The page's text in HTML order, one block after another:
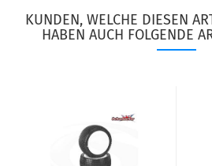
KUNDEN, WELCHE DIESEN
HABEN AUCH FOLGENDE